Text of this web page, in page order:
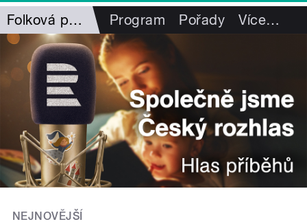
Folková pohlazení Program Pořady Více…
NEJNOVĚJŠÍ